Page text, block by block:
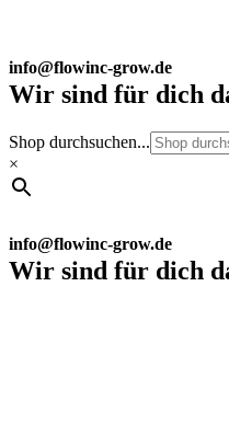
info@flowinc-grow.de
Wir sind für dich
Shop durchsuchen...
×
info@flowinc-grow.de
Wir sind für dich